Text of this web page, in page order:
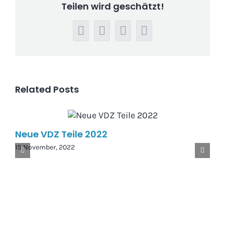
Teilen wird geschätzt!
Facebook
LinkedIn
WhatsApp
Email
Related Posts
Neue VDZ Teile 2022
15 November, 2022